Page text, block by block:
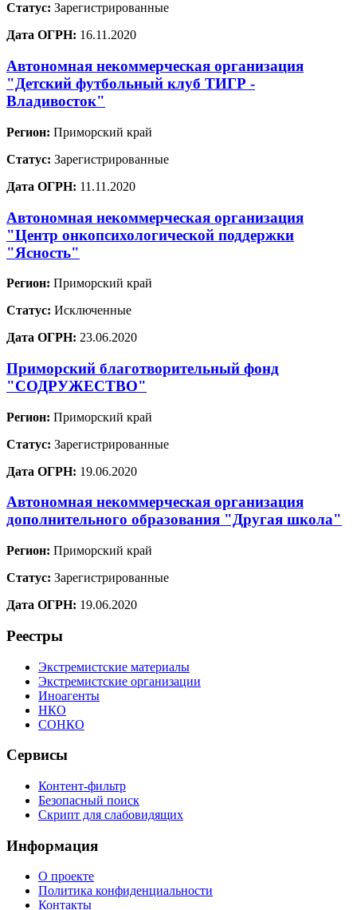
Статус: Зарегистрированные
Дата ОГРН: 16.11.2020
Автономная некоммерческая организация
"Детский футбольный клуб ТИГР -
Владивосток"
Регион: Приморский край
Статус: Зарегистрированные
Дата ОГРН: 11.11.2020
Автономная некоммерческая организация
"Центр онкопсихологической поддержки
"Ясность"
Регион: Приморский край
Статус: Исключенные
Дата ОГРН: 23.06.2020
Приморский благотворительный фонд
"СОДРУЖЕСТВО"
Регион: Приморский край
Статус: Зарегистрированные
Дата ОГРН: 19.06.2020
Автономная некоммерческая организация
дополнительного образования "Другая школа"
Регион: Приморский край
Статус: Зарегистрированные
Дата ОГРН: 19.06.2020
Реестры
Экстремистские материалы
Экстремистские организации
Иноагенты
НКО
СОНКО
Сервисы
Контент-фильтр
Безопасный поиск
Скрипт для слабовидящих
Информация
О проекте
Политика конфиденциальности
Контакты